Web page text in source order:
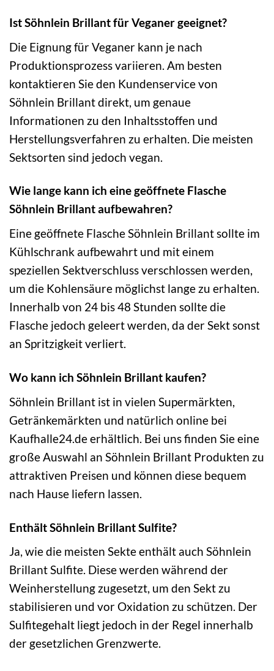
Ist Söhnlein Brillant für Veganer geeignet?
Die Eignung für Veganer kann je nach
Produktionsprozess variieren. Am besten
kontaktieren Sie den Kundenservice von
Söhnlein Brillant direkt, um genaue
Informationen zu den Inhaltsstoffen und
Herstellungsverfahren zu erhalten. Die meisten
Sektsorten sind jedoch vegan.
Wie lange kann ich eine geöffnete Flasche
Söhnlein Brillant aufbewahren?
Eine geöffnete Flasche Söhnlein Brillant sollte im
Kühlschrank aufbewahrt und mit einem
speziellen Sektverschluss verschlossen werden,
um die Kohlensäure möglichst lange zu erhalten.
Innerhalb von 24 bis 48 Stunden sollte die
Flasche jedoch geleert werden, da der Sekt sonst
an Spritzigkeit verliert.
Wo kann ich Söhnlein Brillant kaufen?
Söhnlein Brillant ist in vielen Supermärkten,
Getränkemärkten und natürlich online bei
Kaufhalle24.de erhältlich. Bei uns finden Sie eine
große Auswahl an Söhnlein Brillant Produkten zu
attraktiven Preisen und können diese bequem
nach Hause liefern lassen.
Enthält Söhnlein Brillant Sulfite?
Ja, wie die meisten Sekte enthält auch Söhnlein
Brillant Sulfite. Diese werden während der
Weinherstellung zugesetzt, um den Sekt zu
stabilisieren und vor Oxidation zu schützen. Der
Sulfitegehalt liegt jedoch in der Regel innerhalb
der gesetzlichen Grenzwerte.